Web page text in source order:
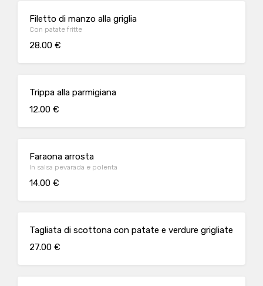
Filetto di manzo alla griglia
Con patate fritte
28.00 €
Trippa alla parmigiana
12.00 €
Faraona arrosta
In salsa pevarada e polenta
14.00 €
Tagliata di scottona con patate e verdure grigliate
27.00 €